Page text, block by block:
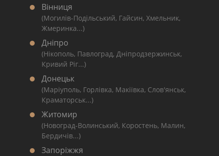
Вінниця
(Могилів-Подільський, Гайсин, Хмельник,
Жмеринка...)
Дніпро
(Нікополь, Павлоград, Дніпродзержинськ,
Кривий Ріг...)
Донецьк
(Маріуполь, Горлівка, Макіївка, Слов'янськ,
Краматорськ...)
Житомир
(Новоград-Волинський, Коростень, Малин,
Бердичів...)
Запоріжжя